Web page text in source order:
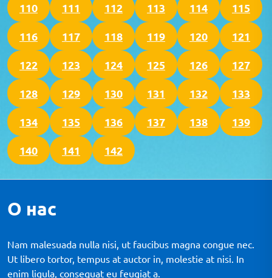
110 111 112 113 114 115
116 117 118 119 120 121
122 123 124 125 126 127
128 129 130 131 132 133
134 135 136 137 138 139
140 141 142
О нас
Nam malesuada nulla nisi, ut faucibus magna congue nec.
Ut libero tortor, tempus at auctor in, molestie at nisi. In
enim ligula, consequat eu feugiat a.